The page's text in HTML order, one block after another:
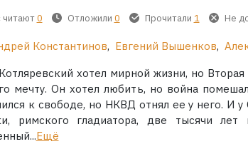
читают 0 Отложили 0 Прочитали 1 Не
Константинов, Евгений Вышенков,
хотел мирной жизни, но
мечту. Он хотел любить, но война
к свободе, но НКВД отнял ее у него. И у
римского гладиатора, две тысячи лет
Ещё